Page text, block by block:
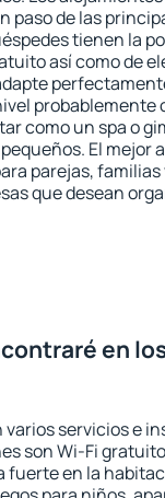
paso de las
tienen la
así como de
probablemente
como un spa o
El mejor
parejas, familias
que desean
en
servicios e
son Wi-Fi
fuerte en la